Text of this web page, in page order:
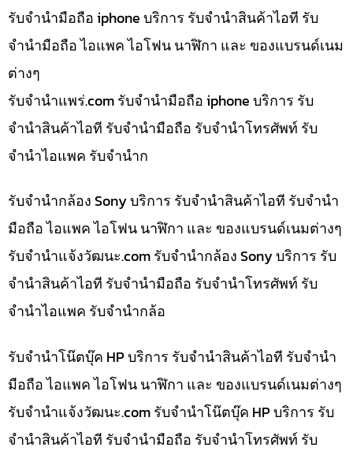
รับจำนำมือถือ iphone บริการ รับจำนำสินค้าไอที รับ
จำนำมือถือ ไอแพค ไอโฟน นาฬิกา และ ของแบรนด์เนม
ต่างๆ
รับจํานําแพร่.com รับจำนำมือถือ iphone บริการ รับ
จำนำสินค้าไอที รับจำนำมือถือ รับจำนำโทรศัพท์ รับ
จำนำไอแพค รับจำนำก
รับจำนำกล้อง Sony บริการ รับจำนำสินค้าไอที รับจำนำ
มือถือ ไอแพค ไอโฟน นาฬิกา และ ของแบรนด์เนมต่างๆ
รับจํานําแจ้งวัฒนะ.com รับจำนำกล้อง Sony บริการ รับ
จำนำสินค้าไอที รับจำนำมือถือ รับจำนำโทรศัพท์ รับ
จำนำไอแพค รับจำนำกล้อ
รับจำนำโน๊ตบุ๊ค HP บริการ รับจำนำสินค้าไอที รับจำนำ
มือถือ ไอแพค ไอโฟน นาฬิกา และ ของแบรนด์เนมต่างๆ
รับจํานําแจ้งวัฒนะ.com รับจำนำโน๊ตบุ๊ค HP บริการ รับ
จำนำสินค้าไอที รับจำนำมือถือ รับจำนำโทรศัพท์ รับ